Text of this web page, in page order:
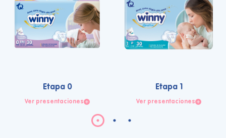
Etapa 0
Ver presentaciones
Etapa 1
Ver presentaciones